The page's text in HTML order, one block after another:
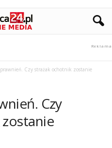
Czy strażak ochotnik zostanie
Czy